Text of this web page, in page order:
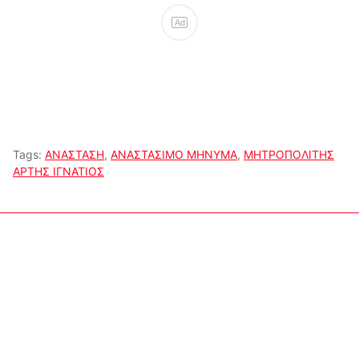
Ad
Tags: ΑΝΑΣΤΑΣΗ, ΑΝΑΣΤΑΣΙΜΟ ΜΗΝΥΜΑ, ΜΗΤΡΟΠΟΛΙΤΗΣ
ΑΡΤΗΣ ΙΓΝΑΤΙΟΣ